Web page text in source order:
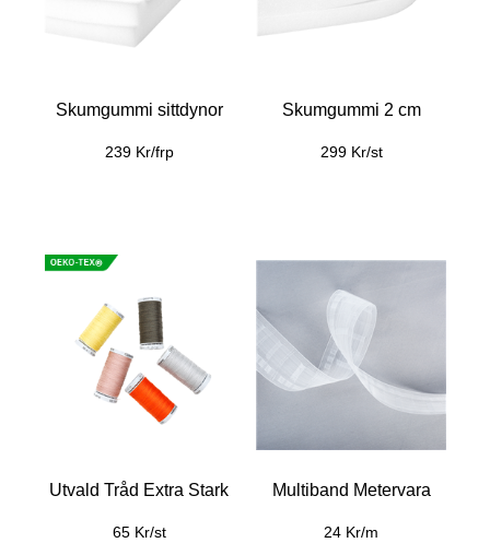
Skumgummi sittdynor
239 Kr/frp
Skumgummi 2 cm
299 Kr/st
Utvald Tråd Extra Stark
65 Kr/st
Multiband Metervara
24 Kr/m